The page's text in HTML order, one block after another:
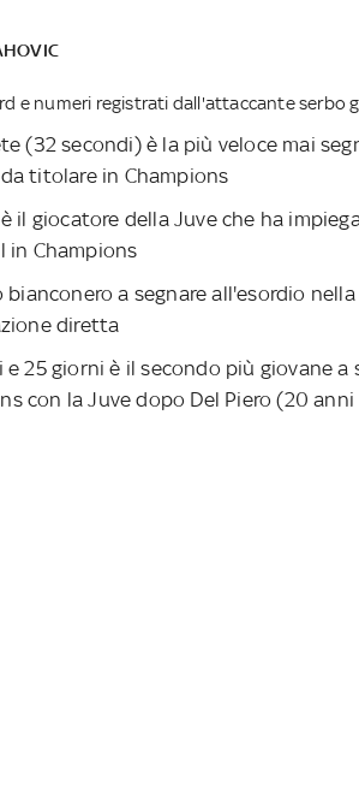
e numeri registrati dall'attaccante serbo
(32 secondi) è la più veloce mai
titolare in Champions
il giocatore della Juve che ha
in Champions
bianconero a segnare all'esordio
diretta
e 25 giorni è il secondo più giovane a
con la Juve dopo Del Piero (20